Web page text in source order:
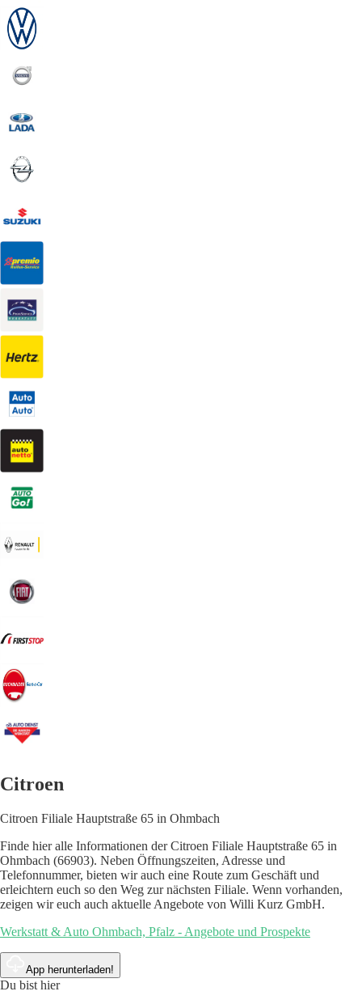
Citroen
Citroen Filiale Hauptstraße 65 in Ohmbach
Finde hier alle Informationen der Citroen Filiale Hauptstraße 65 in
Ohmbach (66903). Neben Öffnungszeiten, Adresse und
Telefonnummer, bieten wir auch eine Route zum Geschäft und
erleichtern euch so den Weg zur nächsten Filiale. Wenn vorhanden,
zeigen wir euch auch aktuelle Angebote von Willi Kurz GmbH.
Werkstatt & Auto Ohmbach, Pfalz - Angebote und Prospekte
App herunterladen!
Du bist hier